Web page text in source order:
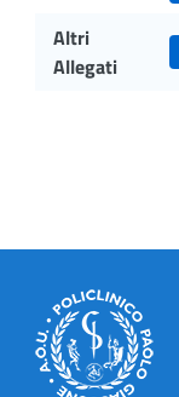
Altri
Allegati